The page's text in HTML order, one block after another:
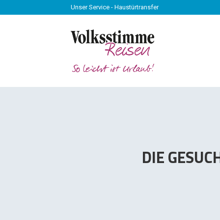
Unser Service - Haustürtransfer
Unser Service - Haustürtransfer
DIE